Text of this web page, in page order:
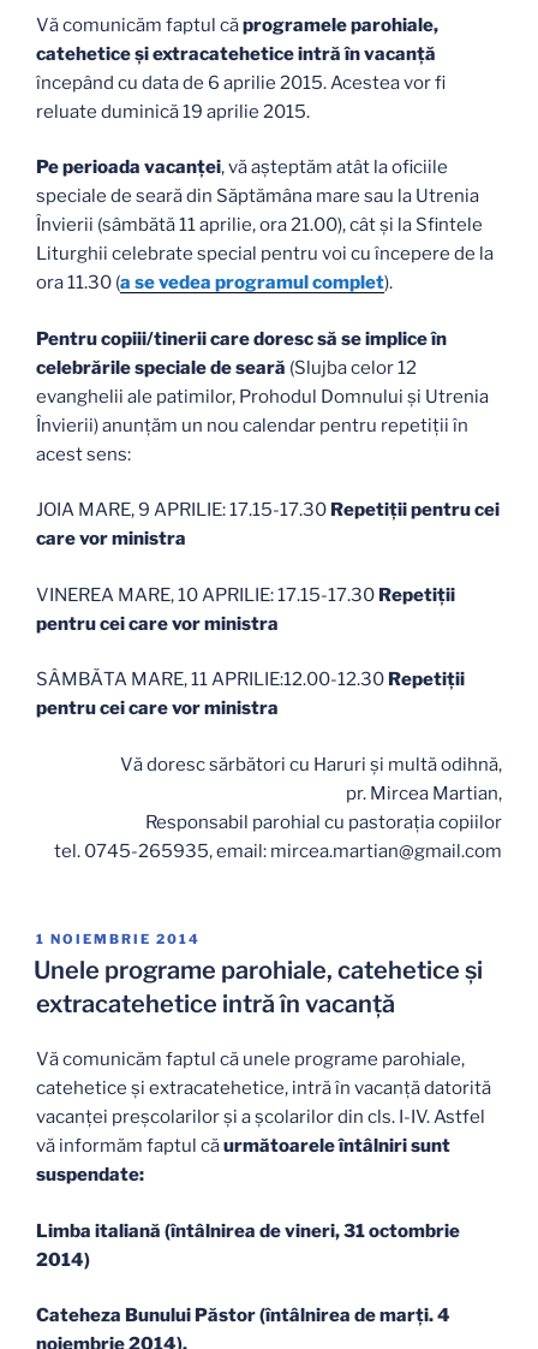
Vă comunicăm faptul căprogramele parohiale,
catehetice şi extracatehetice intră în vacanţă
începând cu data de 6 aprilie 2015. Acestea vor fi
reluate duminică 19 aprilie 2015.
Pe perioada vacanţei, vă aşteptăm atât la oficiile
speciale de seară din Săptămâna mare sau la Utrenia
Învierii (sâmbătă 11 aprilie, ora 21.00), cât şi la Sfintele
Liturghii celebrate special pentru voi cu începere de la
ora 11.30 (a se vedea programul complet).
Pentru copiii/tinerii care doresc să se implice în
celebrările speciale de seară (Slujba celor 12
evanghelii ale patimilor, Prohodul Domnului și Utrenia
Învierii) anunţăm un nou calendar pentru repetiţii în
acest sens:
JOIA MARE, 9 APRILIE: 17.15-17.30 Repetiţii pentru cei
care vor ministra
VINEREA MARE, 10 APRILIE: 17.15-17.30 Repetiţii
pentru cei care vor ministra
SÂMBĂTA MARE, 11 APRILIE:12.00-12.30 Repetiţii
pentru cei care vor ministra
Vă doresc sărbători cu Haruri și multă odihnă,
pr. Mircea Martian,
Responsabil parohial cu pastoraţia copiilor
tel. 0745-265935, email: mircea.martian@gmail.com
PUBLICAT
PE
1 NOIEMBRIE 2014
Unele programe parohiale, catehetice şi
extracatehetice intră în vacanţă
Vă comunicăm faptul că unele programe parohiale,
catehetice şi extracatehetice, intră în vacanţă datorită
vacanţei preşcolarilor şi a şcolarilor din cls. I-IV. Astfel
vă informăm faptul căurmătoarele întâlniri sunt
suspendate:
Limba italiană (întâlnirea de vineri, 31 octombrie
2014)
Cateheza Bunului Păstor (întâlnirea de marți. 4
noiembrie 2014).